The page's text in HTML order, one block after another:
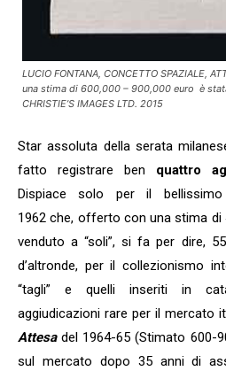
LUCIO FONTANA, CONCETTO SPAZIALE,
una stima di 600,000 – 900,000 euro è
CHRISTIE’S IMAGES LTD. 2015
Star assoluta della serata
fatto registrare ben quattro
Dispiace solo per il bellissimo
1962 che, offerto con una stima di
venduto a “soli”, si fa per dire,
d’altronde, per il collezionismo
“tagli” e quelli inseriti in
aggiudicazioni rare per il mercato
Attesadel 1964-65 (Stimato 600-
sul mercato dopo 35 anni di